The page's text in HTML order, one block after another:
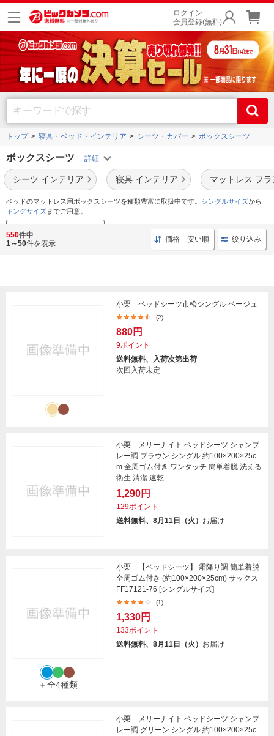
ログイン
会員登録(無料)
トップ 寝具・ベッド・インテリア シーツ・カバー ボックスシーツ
ボックスシーツ
シーツ インテリア 寝具 インテリア マットレス フ
ベッドのマットレス用ボックスシーツを種類豊富に取扱中です。 シングルサイズから
キングサイズまでご用意。
布団乾燥機でカビ・ダニ対策
550件中
1～50件を表示 価格 安い順 絞り込み
小栗 ベッドシーツ市松シングル ベージュ
(2)
880円
9ポイント
送料無料、入荷次第出荷
次回入荷未定
小栗 メリーナイト ベッドシーツ シャンブ
レー調 ブラウン シングル 約100×200×25c
m 全周ゴム付き ワンタッチ 簡単着脱 洗える
衛生 清潔 速乾 ...
1,290円
129ポイント
送料無料、8月11日（火） お届け
＋全4種類
小栗 【ベッドシーツ】 霜降り調 簡単着脱
全周ゴム付き (約100×200×25cm) サックス
FF17121-76 [シングルサイズ]
(1)
1,330円
133ポイント
送料無料、8月11日（火） お届け
小栗 メリーナイト ベッドシーツ シャンブ
レー調 グリーン シングル 約100×200×25c